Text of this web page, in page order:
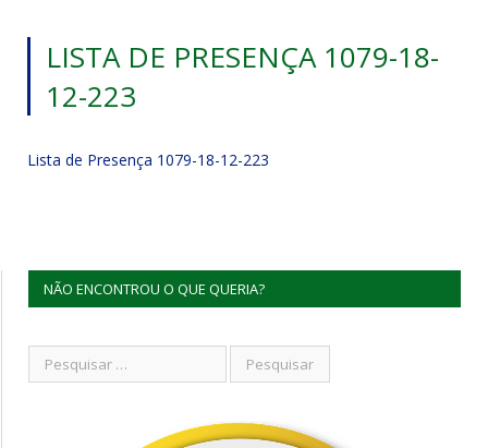
LISTA DE PRESENÇA 1079-18-
12-223
Lista de Presença 1079-18-12-223
NÃO ENCONTROU O QUE QUERIA?